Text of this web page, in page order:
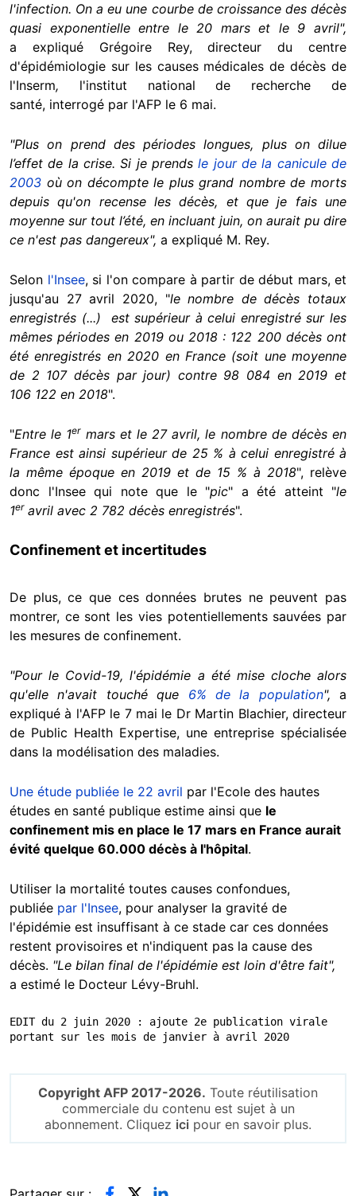
l'infection. On a eu une courbe de croissance des décès
quasi exponentielle entre le 20 mars et le 9 avril",
a
expliqué Grégoire Rey, directeur du centre
d'épidémiologie sur les causes médicales de décès de
l'Inserm, l'institut national de recherche de
santé, interrogé par l'AFP le 6 mai.
"Plus on prend des périodes longues, plus on dilue
l’effet de la crise. Si je prendsle jour de la canicule de
2003 où on décompte le plus grand nombre de morts
depuis qu'on recense les décès, et que je fais une
moyenne sur tout l’été, en incluant juin, on aurait pu dire
ce n'est pas dangereux", a expliqué M. Rey.
Selon l'Insee, si l'on compare à partir de début mars, et
jusqu'au 27 avril 2020, "le nombre de décès totaux
enregistrés (...) est supérieur à celui enregistré sur les
mêmes périodes en 2019 ou 2018 : 122 200 décès ont
été enregistrés en 2020 en France (soit une moyenne
de 2 107 décès par jour) contre 98 084 en 2019 et
106 122 en 2018".
"Entre le 1ermars et le 27 avril, le nombre de décès en
France est ainsi supérieur de 25 % à celui enregistré à
la même époque en 2019 et de 15 % à 2018", relève
donc l'Insee qui note que le "pic" a été atteint "le
1eravril avec 2 782 décès enregistrés".
Confinement et incertitudes
De plus, ce que ces données brutes ne peuvent pas
montrer, ce sont les vies potentiellements sauvées par
les mesures de confinement.
"Pour le Covid-19,l'épidémie a été mise cloche alors
qu'elle n'avait touché que 6% de la population", a
expliqué à l'AFP le 7 mai le Dr Martin Blachier, directeur
de Public Health Expertise, une entreprise spécialisée
dans la modélisation des maladies.
Une étude publiée le 22 avril par l'Ecole des hautes
études en santé publique estime ainsi que le
confinement mis en place le 17 mars en France aurait
évité quelque 60.000 décès à l'hôpital.
Utiliser la mortalité toutes causes confondues,
publiée par l'Insee, pour analyser la gravité de
l'épidémie est insuffisant à ce stade car ces données
restent provisoires et n'indiquent pas la cause des
décès. "Le bilan final de l'épidémie est loin d'être fait",
a estimé le Docteur Lévy-Bruhl.
EDIT du 2 juin 2020 : ajoute 2e publication virale
portant sur les mois de janvier à avril 2020
Copyright AFP 2017-2026. Toute réutilisation
commerciale du contenu est sujet à un
abonnement. Cliquez ici pour en savoir plus.